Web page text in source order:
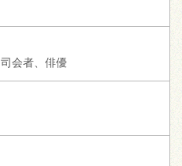
司会者、 俳優